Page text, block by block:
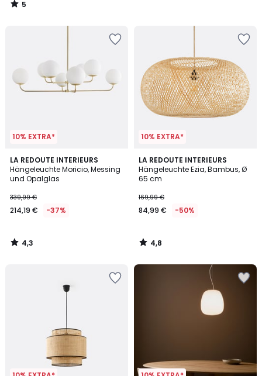
5
/
10% EXTRA*
LA REDOUTE INTERIEURS
Hängeleuchte Moricio, Messing
und Opalglas
339,99 €
214,19 € -37%
4,3
/ 5
4,3
/
10% EXTRA*
LA REDOUTE INTERIEURS
Hängeleuchte Ezia, Bambus, Ø
65 cm
169,99 €
84,99 € -50%
4,8
/ 5
4,8
/